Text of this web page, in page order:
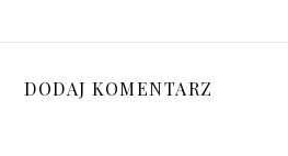
DODAJ KOMENTARZ